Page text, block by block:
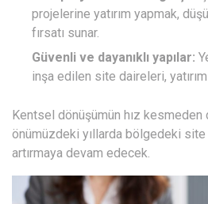
projelerine yatırım yapmak,
fırsatı sunar.
Güvenli ve dayanıklı yapılar:
inşa edilen site daireleri,
Kentsel dönüşümün hız kesmeden
önümüzdeki yıllarda bölgedeki
artırmaya devam edecek.